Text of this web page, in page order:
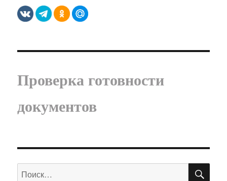
Проверка готовности
документов
Искать: